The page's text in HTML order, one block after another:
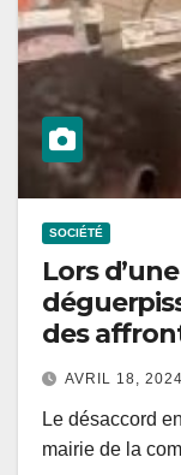
SOCIÉTÉ
Lors
des
des
l’ordre.
AVRIL 18, 2024
Le désaccord
mairie de la